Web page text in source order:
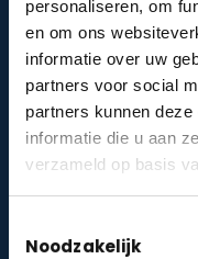
personaliseren, om
en om ons
informatie over uw
partners voor social
partners kunnen
informatie die u aan
verzameld op basis
Noodzakelijk
Teken je
woning en zie
Open de tool
Risicoklasse
Ontdek welke
verzekeraar